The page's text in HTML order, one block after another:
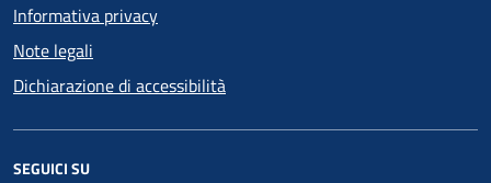
Informativa privacy
Note legali
Dichiarazione di accessibilità
SEGUICI SU